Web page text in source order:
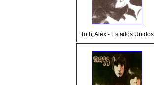
Toth, Alex - Estados Unidos